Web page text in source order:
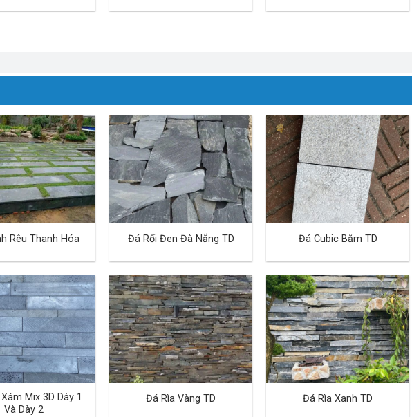
Rêu Thanh Hóa Đá Rối Đen Đà Nẵng TD Đá Cubic Băm TD
Mix 3D Dày 1
Và Dày 2
Đá Rìa Vàng TD Đá Rìa Xanh TD